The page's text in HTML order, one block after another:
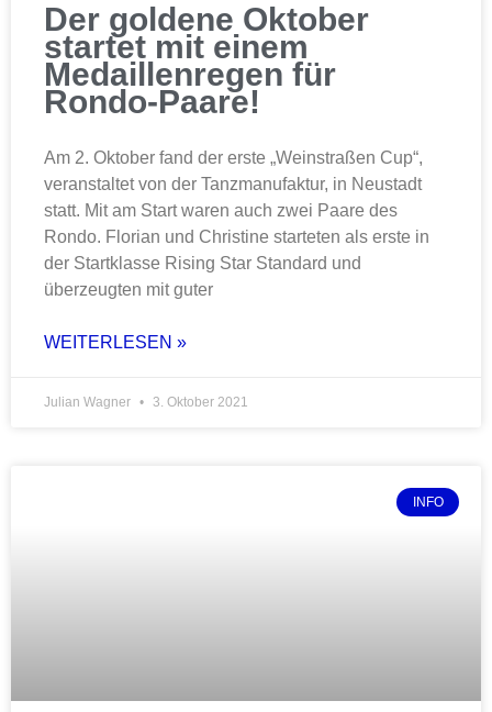
Der goldene Oktober
startet mit einem
Medaillenregen für
Rondo-Paare!
Am 2. Oktober fand der erste „Weinstraßen Cup“,
veranstaltet von der Tanzmanufaktur, in Neustadt
statt. Mit am Start waren auch zwei Paare des
Rondo. Florian und Christine starteten als erste in
der Startklasse Rising Star Standard und
überzeugten mit guter
WEITERLESEN »
Julian Wagner 3. Oktober 2021
INFO